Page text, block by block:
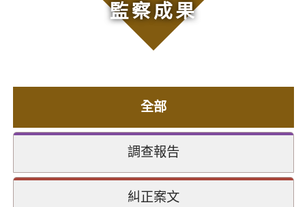
監察成果
全部
調查報告
糾正案文